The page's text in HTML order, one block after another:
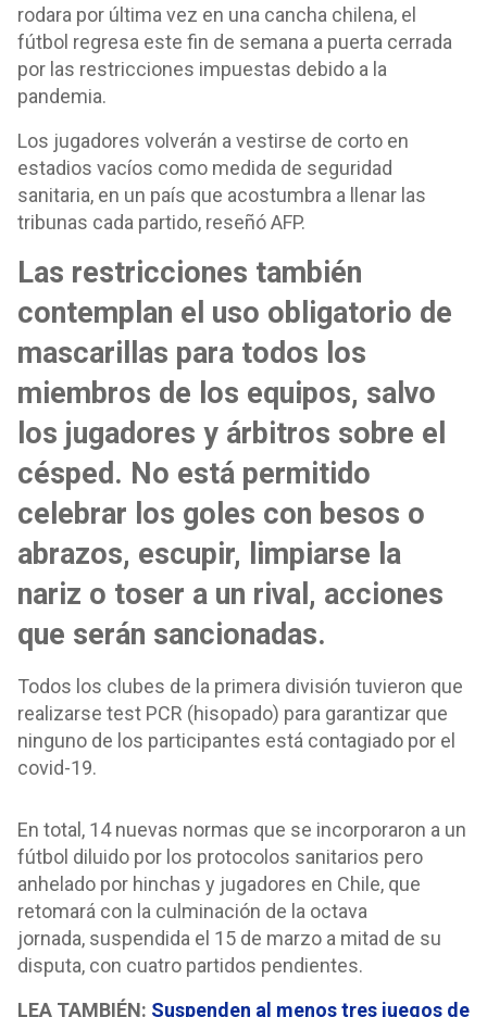
rodara por última vez en una cancha chilena, el
fútbol regresa este fin de semana a puerta cerrada
por las restricciones impuestas debido a la
pandemia.
Los jugadores volverán a vestirse de corto en
estadios vacíos como medida de seguridad
sanitaria, en un país que acostumbra a llenar las
tribunas cada partido, reseñó AFP.
Las restricciones también
contemplan el uso obligatorio de
mascarillas para todos los
miembros de los equipos, salvo
los jugadores y árbitros sobre el
césped. No está permitido
celebrar los goles con besos o
abrazos, escupir, limpiarse la
nariz o toser a un rival, acciones
que serán sancionadas.
Todos los clubes de la primera división tuvieron que
realizarse test PCR (hisopado) para garantizar que
ninguno de los participantes está contagiado por el
covid-19.
En total, 14 nuevas normas que se incorporaron a un
fútbol diluido por los protocolos sanitarios pero
anhelado por hinchas y jugadores en Chile, que
retomará con la culminación de la octava
jornada, suspendida el 15 de marzo a mitad de su
disputa, con cuatro partidos pendientes.
LEA TAMBIÉN: Suspenden al menos tres juegos de